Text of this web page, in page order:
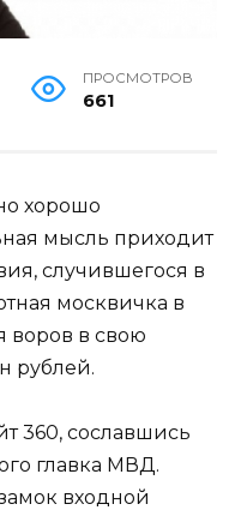
ПРОСМОТРОВ
661
хорошо
мысль приходит
случившегося в
москвичка в
воров в свою
рублей.
360, сославшись
главка МВД.
входной